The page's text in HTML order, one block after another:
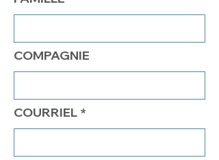
COMPAGNIE
COURRIEL